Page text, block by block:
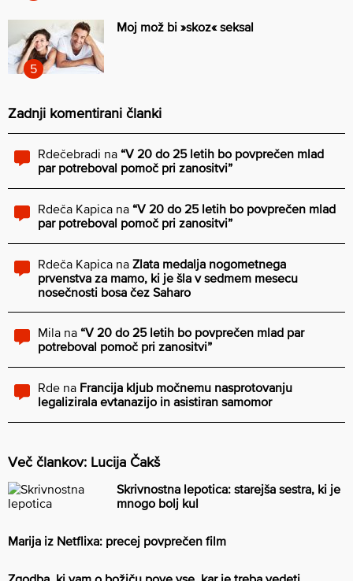
Moj mož bi »skoz« seksal
Zadnji komentirani članki
Rdečebradi na “V 20 do 25 letih bo povprečen mlad
par potreboval pomoč pri zanositvi”
Rdeča Kapica na “V 20 do 25 letih bo povprečen mlad
par potreboval pomoč pri zanositvi”
Rdeča Kapica na Zlata medalja nogometnega
prvenstva za mamo, ki je šla v sedmem mesecu
nosečnosti bosa čez Saharo
Mila na “V 20 do 25 letih bo povprečen mlad par
potreboval pomoč pri zanositvi”
Rde na Francija kljub močnemu nasprotovanju
legalizirala evtanazijo in asistiran samomor
Več člankov: Lucija Čakš
Skrivnostna lepotica: starejša sestra, ki je
mnogo bolj kul
Marija iz Netflixa: precej povprečen film